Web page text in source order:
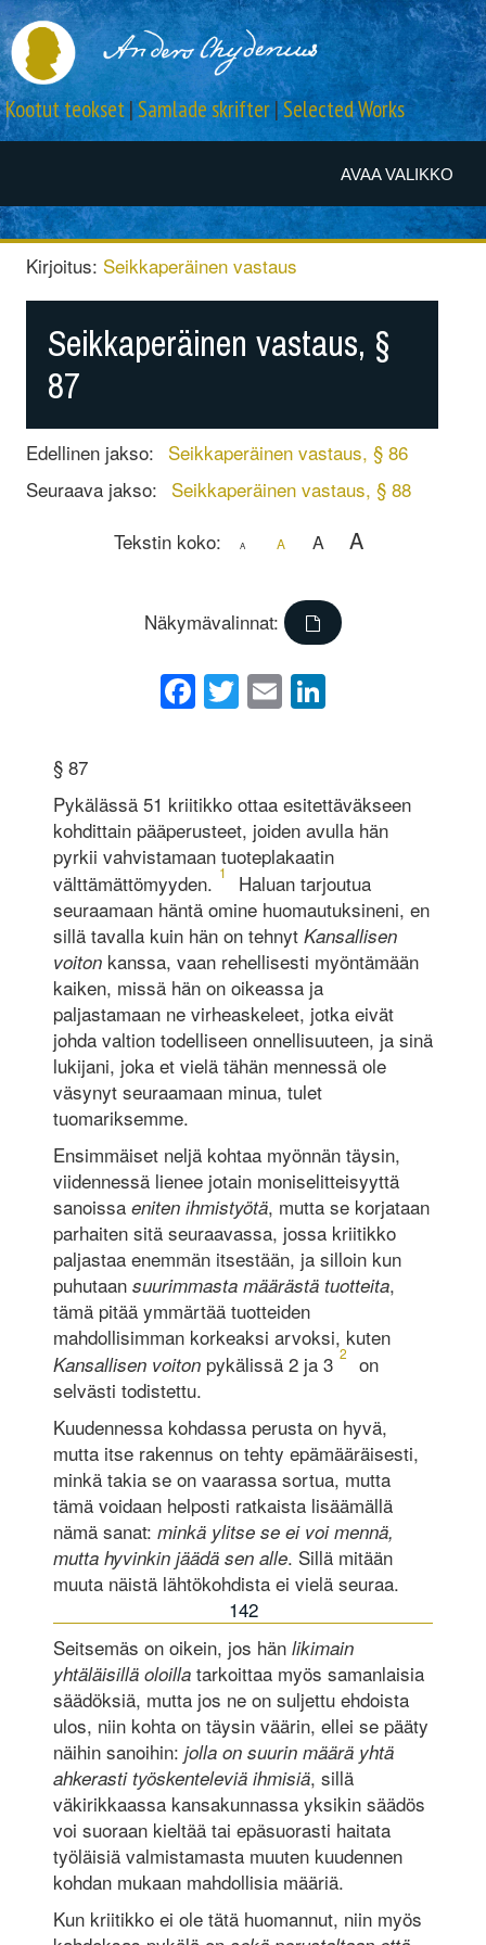
AVAA VALIKKO
Kootut teokset|Samlade skrifter|Selected Works
Kirjoitus: Seikkaperäinen vastaus
Seikkaperäinen vastaus, §
87
Edellinen jakso: Seikkaperäinen vastaus, § 86
Seuraava jakso: Seikkaperäinen vastaus, § 88
Tekstin koko:
A A A A
Näkymävalinnat:
Facebook
Twitter
Email
§ 87
Pykälässä 51 kriitikko ottaa esitettäväkseen
kohdittain pääperusteet, joiden avulla hän
pyrkii vahvistamaan tuoteplakaatin
välttämättömyyden. 1
Haluan tarjoutua
seuraamaan häntä omine huomautuksineni, en
sillä tavalla kuin hän on tehnyt Kansallisen
voitonkanssa, vaan rehellisesti myöntämään
kaiken, missä hän on oikeassa ja
paljastamaan ne virheaskeleet, jotka eivät
johda valtion todelliseen onnellisuuteen, ja sinä
lukijani, joka et vielä tähän mennessä ole
väsynyt seuraamaan minua, tulet
tuomariksemme.
Ensimmäiset neljä kohtaa myönnän täysin,
viidennessä lienee jotain moniselitteisyyttä
sanoissa eniten ihmistyötä, mutta se korjataan
parhaiten sitä seuraavassa, jossa kriitikko
paljastaa enemmän itsestään, ja silloin kun
puhutaan suurimmasta määrästä tuotteita,
tämä pitää ymmärtää tuotteiden
mahdollisimman korkeaksi arvoksi, kuten
Kansallisen voitonpykälissä 2 ja 3 2
on
selvästi todistettu.
Kuudennessa kohdassa perusta on hyvä,
mutta itse rakennus on tehty epämääräisesti,
minkä takia se on vaarassa sortua, mutta
tämä voidaan helposti ratkaista lisäämällä
nämä sanat: minkä ylitse se ei voi mennä,
mutta hyvinkin jäädä sen alle. Sillä mitään
muuta näistä lähtökohdista ei vielä seuraa.
142
Seitsemäs on oikein, jos hän likimain
yhtäläisillä oloillatarkoittaa myös samanlaisia
säädöksiä, mutta jos ne on suljettu ehdoista
ulos, niin kohta on täysin väärin, ellei se pääty
näihin sanoihin: jolla on suurin määrä yhtä
ahkerasti työskenteleviä ihmisiä, sillä
väkirikkaassa kansakunnassa yksikin säädös
voi suoraan kieltää tai epäsuorasti haitata
työläisiä valmistamasta muuten kuudennen
kohdan mukaan mahdollisia määriä.
Kun kriitikko ei ole tätä huomannut, niin myös